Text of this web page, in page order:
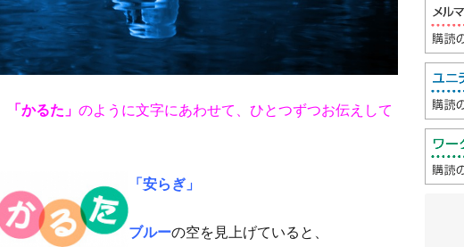
「かるた」 のように文字にあわせて、ひとつずつお伝えして
「安らぎ」
ブルーの空を見上げていると、